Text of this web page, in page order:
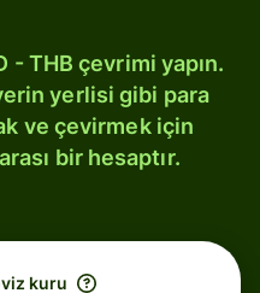
- THB çevrimi yapın.
yerlisi gibi para
ve çevirmek için
bir hesaptır.
kuru